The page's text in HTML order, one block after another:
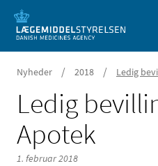
Nyheder / 2018 / Ledig
Ledig
Apotek
1. februar 2018